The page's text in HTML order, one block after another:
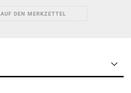
AUF DEN MERKZETTEL